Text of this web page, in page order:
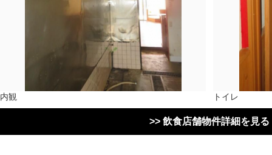
内観 トイレ
>> 飲食店舗物件詳細を見る